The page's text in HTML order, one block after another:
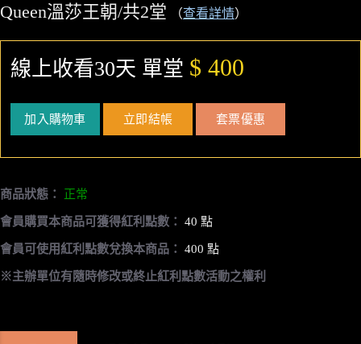
Queen溫莎王朝/共2堂 （查看詳情）
線上收看30天 單堂 $ 400
加入購物車 立即結帳 套票優惠
商品狀態： 正常
會員購買本商品可獲得紅利點數： 40 點
會員可使用紅利點數兌換本商品： 400 點
※主辦單位有隨時修改或終止紅利點數活動之權利